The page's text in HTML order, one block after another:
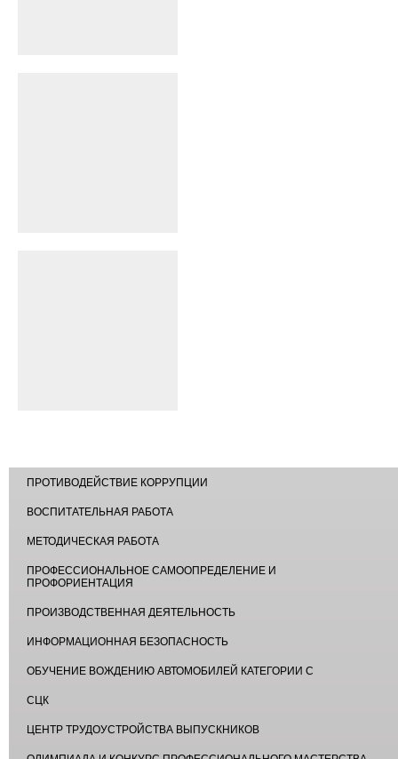
ПРОТИВОДЕЙСТВИЕ КОРРУПЦИИ
ВОСПИТАТЕЛЬНАЯ РАБОТА
МЕТОДИЧЕСКАЯ РАБОТА
ПРОФЕССИОНАЛЬНОЕ САМООПРЕДЕЛЕНИЕ И
ПРОФОРИЕНТАЦИЯ
ПРОИЗВОДСТВЕННАЯ ДЕЯТЕЛЬНОСТЬ
ИНФОРМАЦИОННАЯ БЕЗОПАСНОСТЬ
ОБУЧЕНИЕ ВОЖДЕНИЮ АВТОМОБИЛЕЙ КАТЕГОРИИ С
СЦК
ЦЕНТР ТРУДОУСТРОЙСТВА ВЫПУСКНИКОВ